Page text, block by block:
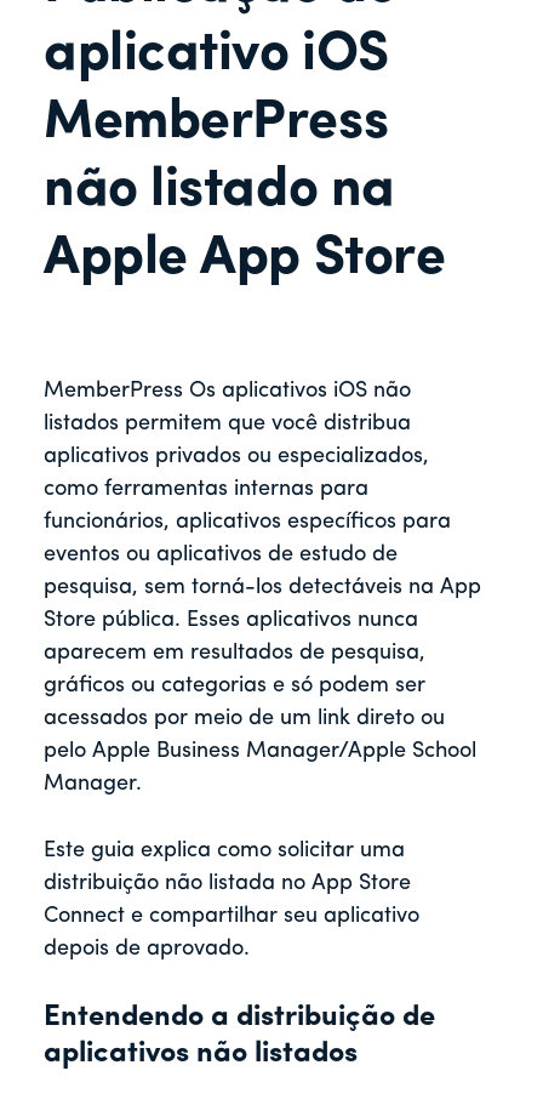
aplicativo iOS
MemberPress
não listado na
Apple App Store
MemberPress Os aplicativos iOS não
listados permitem que você distribua
aplicativos privados ou especializados,
como ferramentas internas para
funcionários, aplicativos específicos para
eventos ou aplicativos de estudo de
pesquisa, sem torná-los detectáveis na App
Store pública. Esses aplicativos nunca
aparecem em resultados de pesquisa,
gráficos ou categorias e só podem ser
acessados por meio de um link direto ou
pelo Apple Business Manager/Apple School
Manager.
Este guia explica como solicitar uma
distribuição não listada no App Store
Connect e compartilhar seu aplicativo
depois de aprovado.
Entendendo a distribuição de
aplicativos não listados